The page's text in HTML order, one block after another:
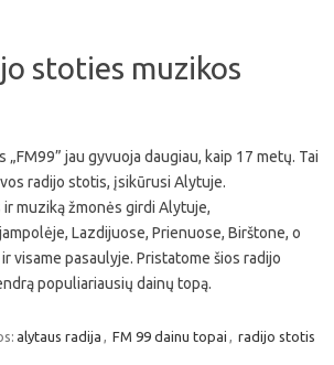
stoties muzikos
jau gyvuoja daugiau, kaip 17 metų. Tai
radijo stotis, įsikūrusi Alytuje.
ir muziką žmonės girdi Alytuje,
Lazdijuose, Prienuose, Birštone, o
visame pasaulyje. Pristatome šios radijo
populiariausių dainų topą.
alytaus radija , FM 99 dainu topai , radijo stotis